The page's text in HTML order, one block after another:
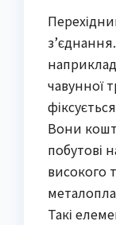
чавунної
Вони
побутові
високого
Такі